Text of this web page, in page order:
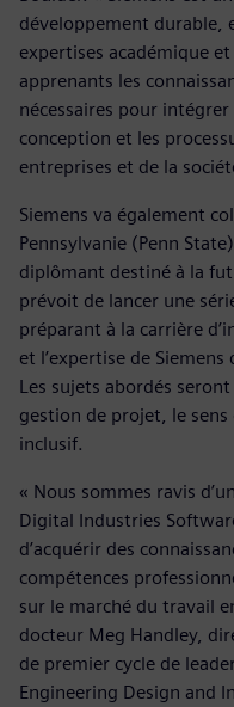
développement durable,
expertises académique
apprenants les
nécessaires pour
conception et les
entreprises et de la
Siemens va également
Pennsylvanie (Penn
diplômant destiné à la
prévoit de lancer une
préparant à la carrière
et l’expertise de Siemens
Les sujets abordés
gestion de projet, le sens
inclusif.
« Nous sommes ravis
Digital Industries
d’acquérir des
compétences
sur le marché du travail
docteur Meg Handley,
de premier cycle de
Engineering Design and